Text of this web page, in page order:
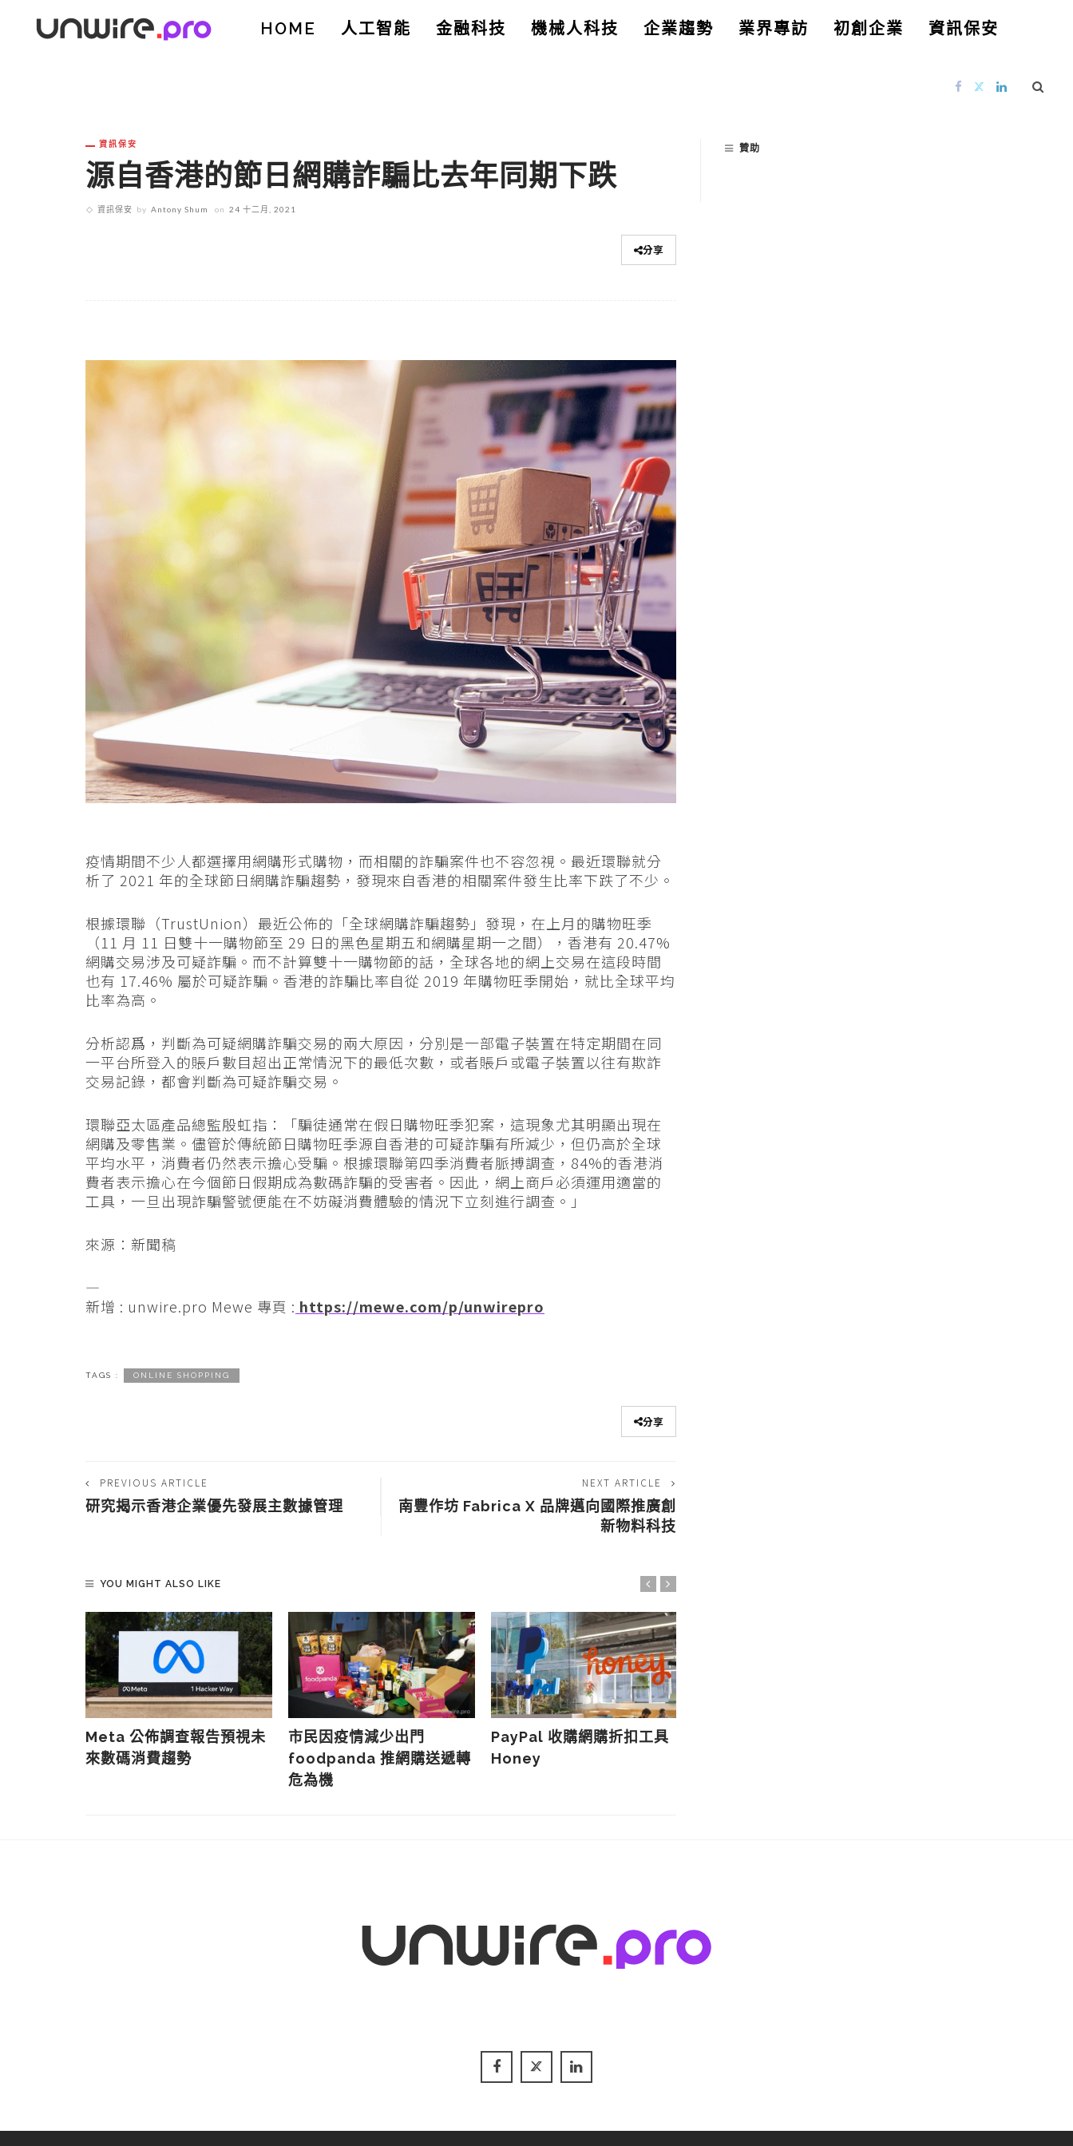
HOME 人工智能 金融科技 機械人科技 企業趨勢 業界專訪 初創企業 資訊保安
資訊保安
源自香港的節日網購詐騙比去年同期下跌
資訊保安 by Antony Shum on 24 十二月, 2021
分享
疫情期間不少人都選擇用網購形式購物，而相關的詐騙案件也不容忽視。最近環聯就分
析了 2021 年的全球節日網購詐騙趨勢，發現來自香港的相關案件發生比率下跌了不少。
根據環聯（TrustUnion）最近公佈的「全球網購詐騙趨勢」發現，在上月的購物旺季
（11 月 11 日雙十一購物節至 29 日的黑色星期五和網購星期一之間），香港有 20.47%
網購交易涉及可疑詐騙。而不計算雙十一購物節的話，全球各地的網上交易在這段時間
也有 17.46% 屬於可疑詐騙。香港的詐騙比率自從 2019 年購物旺季開始，就比全球平均
比率為高。
分析認爲，判斷為可疑網購詐騙交易的兩大原因，分別是一部電子裝置在特定期間在同
一平台所登入的賬戶數目超出正常情況下的最低次數，或者賬戶或電子裝置以往有欺詐
交易記錄，都會判斷為可疑詐騙交易。
環聯亞太區產品總監殷虹指：「騙徒通常在假日購物旺季犯案，這現象尤其明顯出現在
網購及零售業。儘管於傳統節日購物旺季源自香港的可疑詐騙有所減少，但仍高於全球
平均水平，消費者仍然表示擔心受騙。根據環聯第四季消費者脈搏調查，84%的香港消
費者表示擔心在今個節日假期成為數碼詐騙的受害者。因此，網上商戶必須運用適當的
工具，一旦出現詐騙警號便能在不妨礙消費體驗的情況下立刻進行調查。」
來源：新聞稿
—
新增 : unwire.pro Mewe 專頁 : https://mewe.com/p/unwirepro
TAGS : ONLINE SHOPPING
分享
PREVIOUS ARTICLE
研究揭示香港企業優先發展主數據管理
NEXT ARTICLE
南豐作坊 Fabrica X 品牌邁向國際推廣創
新物料科技
YOU MIGHT ALSO LIKE
Meta 公佈調查報告預視未
來數碼消費趨勢
市民因疫情減少出門
foodpanda 推網購送遞轉
危為機
PayPal 收購網購折扣工具
Honey
贊助